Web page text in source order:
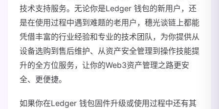
技术支持服务。无论你是Ledger 钱包的新用户，还
是在使用过程中遇到难题的老用户，穗光谈链上都能
凭借丰富的行业经验和专业的技术团队，为你提供从
设备选购到售后维护、从资产安全管理到操作技能提
升的全方位服务，让你的Web3资产管理之路更安
全、更便捷。
如果你在Ledger 钱包固件升级或使用过程中还有其